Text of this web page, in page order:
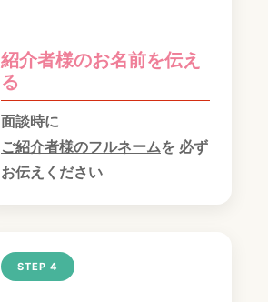
紹介者様のお名前を伝え
る
面談時に
ご紹介者様のフルネームを 必ず
お伝えください
STEP 4